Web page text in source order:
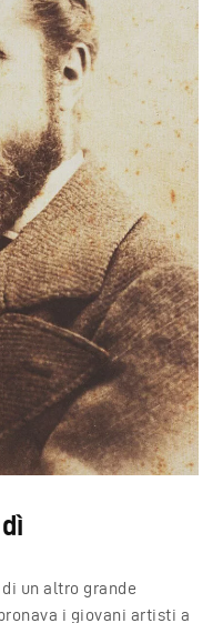
un altro grande
i giovani artisti a